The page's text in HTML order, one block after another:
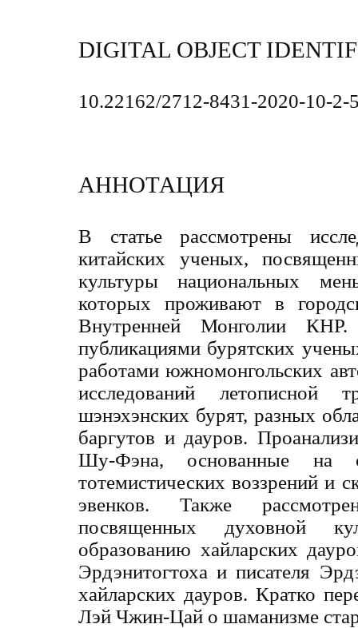
DIGITAL OBJECT
10.22162/2712-8431-2020-10-2-
АННОТАЦИЯ
В статье рассмотрены
китайских ученых,
культуры национальных
которых проживают в
Внутренней Монголии КНР.
публикациями бурятских
работами южномонгольских
исследований летописной
шэнэхэнских бурят, разных
баргутов и дауров.
Шу-Фэна, основанные на
тотемистических воззрений и
эвенков. Также
посвященных духовной
образованию хайларских
Эрдэнитогтоха и писателя
хайларских дауров. Кратко
Лэй Чжин-Цай о шаманизме